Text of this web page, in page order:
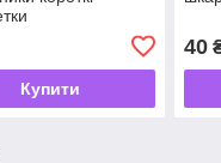
Купити
40